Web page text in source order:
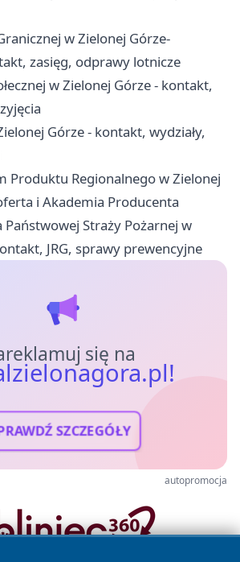
w Zielonej Górze-
zasięg, odprawy lotnicze
w Zielonej Górze - kontakt,
Górze - kontakt, wydziały,
Produktu Regionalnego w Zielonej
i Akademia Producenta
Państwowej Straży Pożarnej w
JRG, sprawy prewencyjne
się na
SZCZEGÓŁY
autopromocja